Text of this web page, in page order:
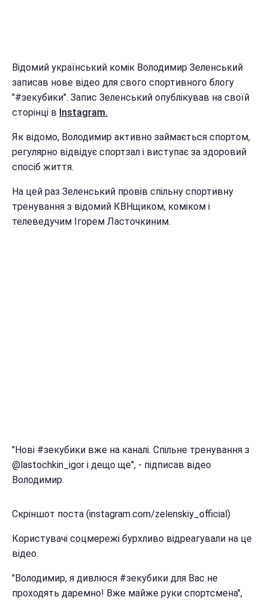
Відомий український комік Володимир Зеленський
записав нове відео для свого спортивного блогу
"#зекубики". Запис Зеленський опублікував на своїй
сторінці в Instagram.
Як відомо, Володимир активно займається спортом,
регулярно відвідує спортзал і виступає за здоровий
спосіб життя.
На цей раз Зеленський провів спільну спортивну
тренування з відомий КВНщиком, коміком і
телеведучим Ігорем Ласточкиним.
"Нові #зекубики вже на каналі. Спільне тренування з
@lastochkin_igor і дещо ще", - підписав відео
Володимир.
Скріншот поста (instagram.com/zelenskiy_official)
Користувачі соцмережі бурхливо відреагували на це
відео.
"Володимир, я дивлюся #зекубики для Вас не
проходять даремно! Вже майже руки спортсмена",